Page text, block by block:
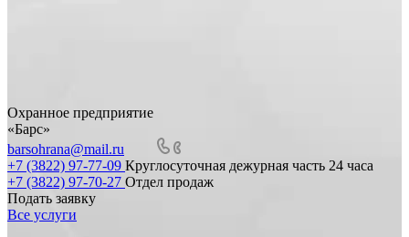
Охранное предприятие
«Барс»
barsohrana@mail.ru
+7 (3822) 97-77-09 Круглосуточная дежурная часть 24 часа
+7 (3822) 97-70-27 Отдел продаж
Подать заявку
Все услуги